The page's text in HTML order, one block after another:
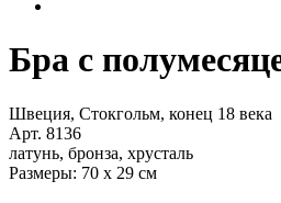
Бра с
Швеция, Стокгольм, конец 18 века
Арт. 8136
латунь, бронза, хрусталь
Размеры: 70 х 29 см